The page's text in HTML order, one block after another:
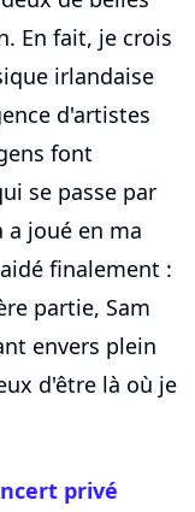
En fait, je crois
irlandaise
d'artistes
font
se passe par
a joué en ma
finalement :
partie, Sam
envers plein
d'être là où je
privé